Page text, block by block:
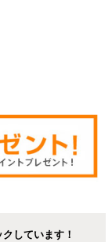
しています！